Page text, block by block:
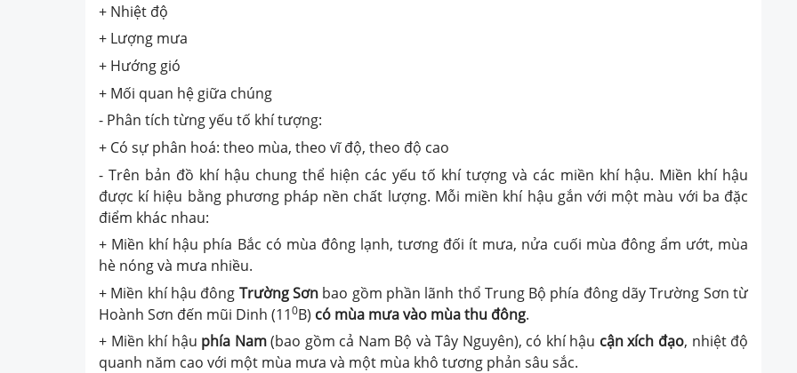
+ Nhiệt độ
+ Lượng mưa
+ Hướng gió
+ Mối quan hệ giữa chúng
- Phân tích từng yếu tố khí tượng:
+ Có sự phân hoá: theo mùa, theo vĩ độ, theo độ cao
- Trên bản đồ khí hậu chung thể hiện các yếu tố khí tượng và các miền khí hậu. Miền khí hậu
được kí hiệu bằng phương pháp nền chất lượng. Mỗi miền khí hậu gắn với một màu với ba đặc
điểm khác nhau:
+ Miền khí hậu phía Bắc có mùa đông lạnh, tương đối ít mưa, nửa cuối mùa đông ẩm ướt, mùa
hè nóng và mưa nhiều.
+ Miền khí hậu đông Trường Sơnbao gồm phần lãnh thổ Trung Bộ phía đông dãy Trường Sơn từ
Hoành Sơn đến mũi Dinh (110B) có mùa mưa vào mùa thu đông.
+ Miền khí hậu phía Nam(bao gồm cả Nam Bộ và Tây Nguyên), có khí hậu cận xích đạo, nhiệt độ
quanh năm cao với một mùa mưa và một mùa khô tương phản sâu sắc.